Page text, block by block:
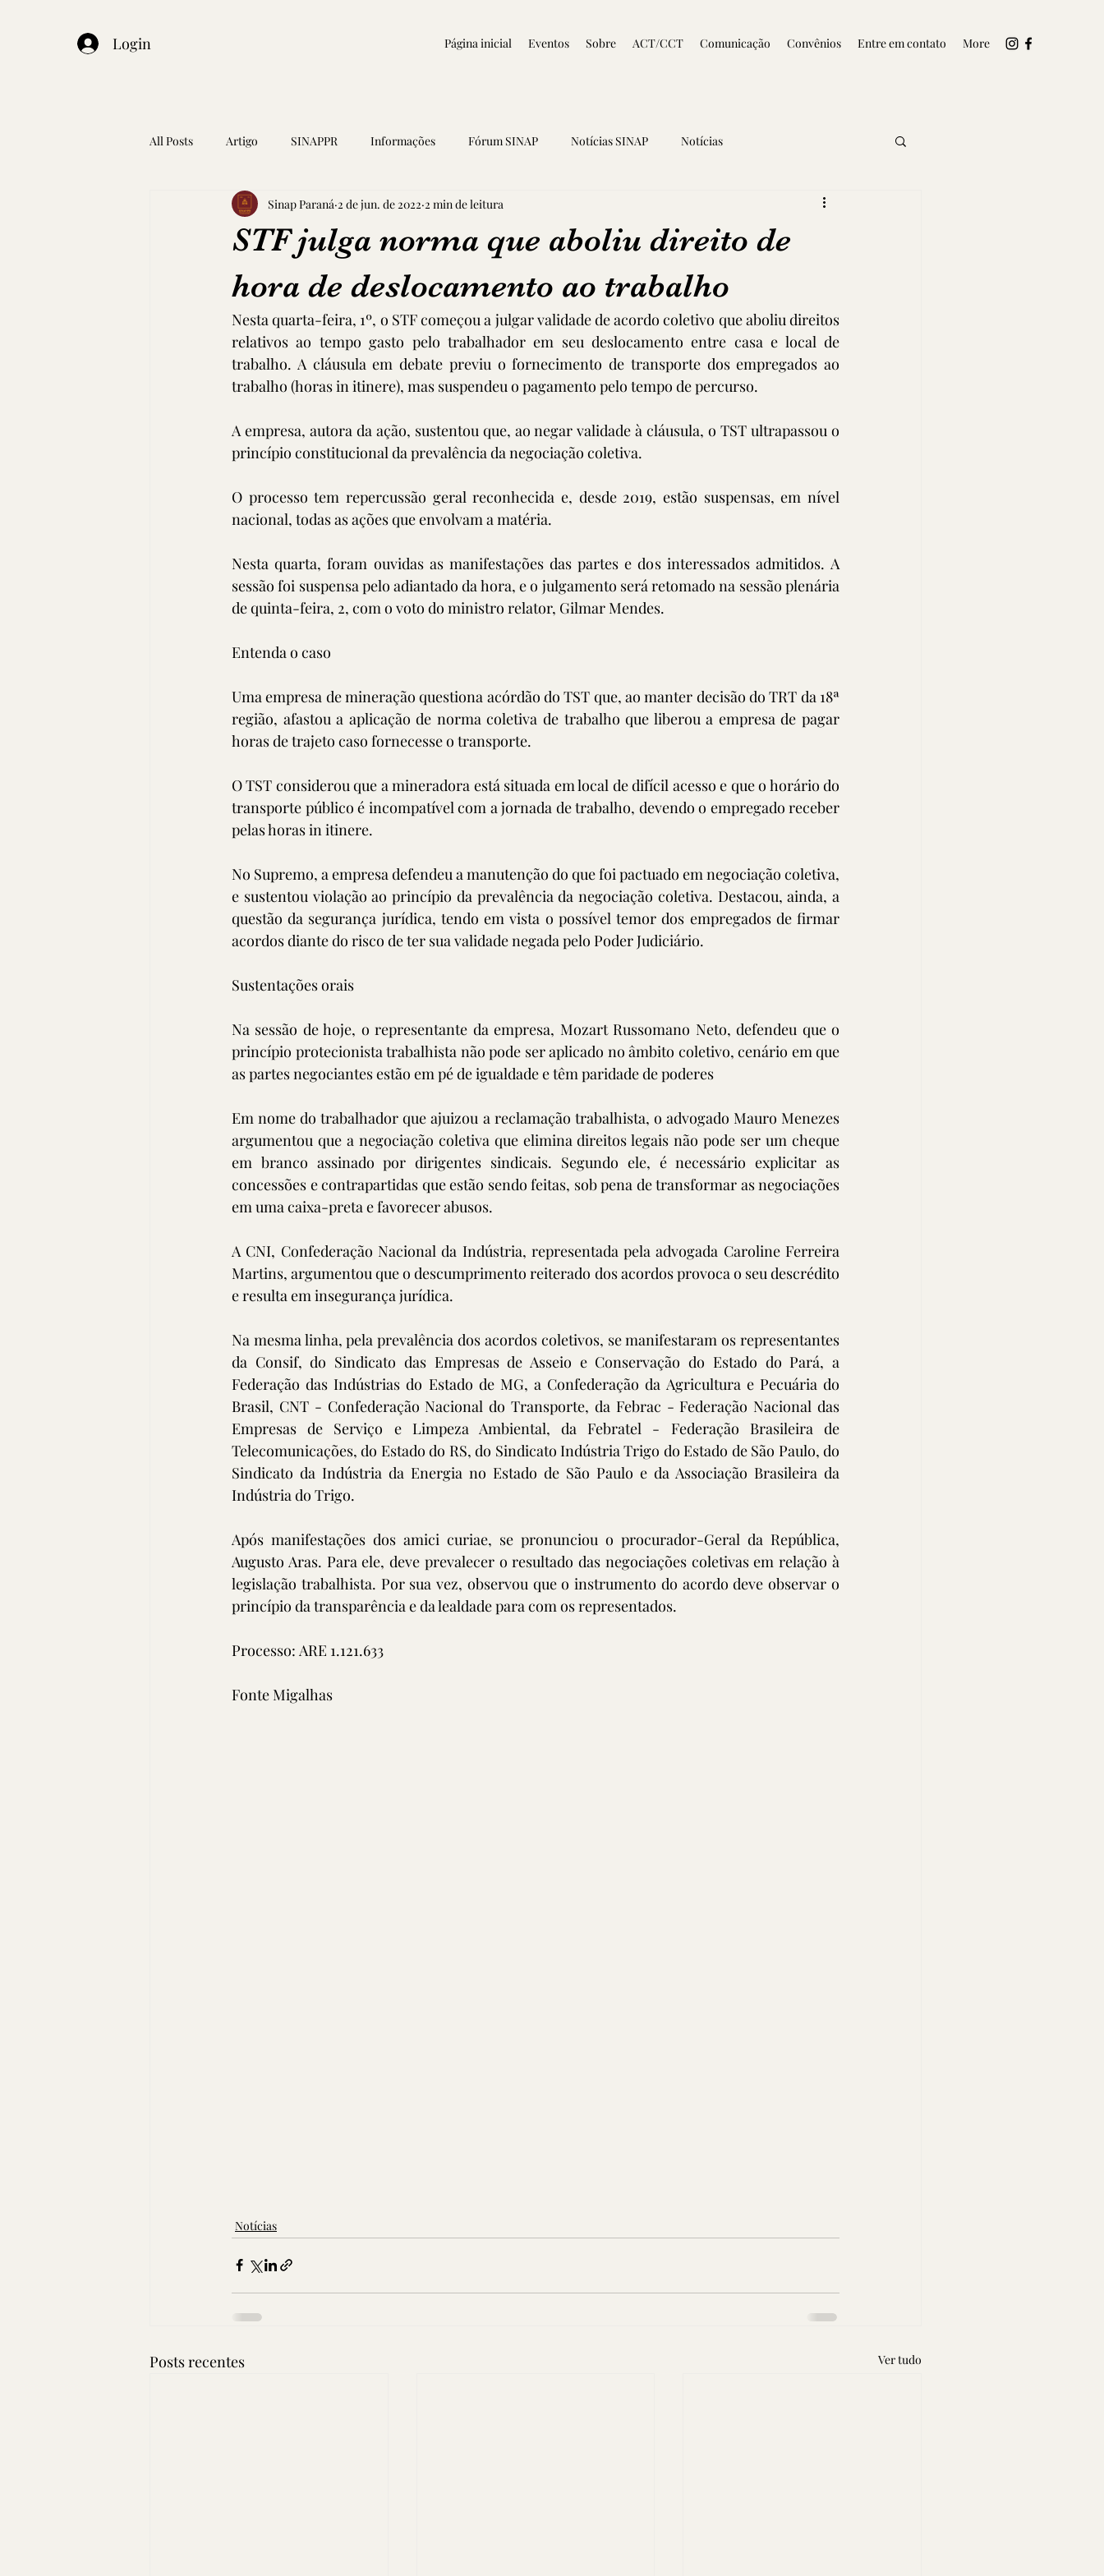
Login Página inicial Eventos Sobre ACT/CCT Comunicação Convênios Entre em contato More
All Posts Artigo SINAPPR Informações Fórum SINAP Notícias SINAP Notícias
STF julga norma que aboliu direito de
hora de deslocamento ao trabalho
Sinap Paraná 2 de jun. de 2022 2 min de leitura
Nesta quarta-feira, 1º, o STF começou a julgar validade de acordo coletivo que aboliu direitos
relativos ao tempo gasto pelo trabalhador em seu deslocamento entre casa e local de
trabalho. A cláusula em debate previu o fornecimento de transporte dos empregados ao
trabalho (horas in itinere), mas suspendeu o pagamento pelo tempo de percurso.
A empresa, autora da ação, sustentou que, ao negar validade à cláusula, o TST ultrapassou o
princípio constitucional da prevalência da negociação coletiva.
O processo tem repercussão geral reconhecida e, desde 2019, estão suspensas, em nível
nacional, todas as ações que envolvam a matéria.
Nesta quarta, foram ouvidas as manifestações das partes e dos interessados admitidos. A
sessão foi suspensa pelo adiantado da hora, e o julgamento será retomado na sessão plenária
de quinta-feira, 2, com o voto do ministro relator, Gilmar Mendes.
Entenda o caso
Uma empresa de mineração questiona acórdão do TST que, ao manter decisão do TRT da 18ª
região, afastou a aplicação de norma coletiva de trabalho que liberou a empresa de pagar
horas de trajeto caso fornecesse o transporte.
O TST considerou que a mineradora está situada em local de difícil acesso e que o horário do
transporte público é incompatível com a jornada de trabalho, devendo o empregado receber
pelas horas in itinere.
No Supremo, a empresa defendeu a manutenção do que foi pactuado em negociação coletiva,
e sustentou violação ao princípio da prevalência da negociação coletiva. Destacou, ainda, a
questão da segurança jurídica, tendo em vista o possível temor dos empregados de firmar
acordos diante do risco de ter sua validade negada pelo Poder Judiciário.
Sustentações orais
Na sessão de hoje, o representante da empresa, Mozart Russomano Neto, defendeu que o
princípio protecionista trabalhista não pode ser aplicado no âmbito coletivo, cenário em que
as partes negociantes estão em pé de igualdade e têm paridade de poderes
Em nome do trabalhador que ajuizou a reclamação trabalhista, o advogado Mauro Menezes
argumentou que a negociação coletiva que elimina direitos legais não pode ser um cheque
em branco assinado por dirigentes sindicais. Segundo ele, é necessário explicitar as
concessões e contrapartidas que estão sendo feitas, sob pena de transformar as negociações
em uma caixa-preta e favorecer abusos.
A CNI, Confederação Nacional da Indústria, representada pela advogada Caroline Ferreira
Martins, argumentou que o descumprimento reiterado dos acordos provoca o seu descrédito
e resulta em insegurança jurídica.
Na mesma linha, pela prevalência dos acordos coletivos, se manifestaram os representantes
da Consif, do Sindicato das Empresas de Asseio e Conservação do Estado do Pará, a
Federação das Indústrias do Estado de MG, a Confederação da Agricultura e Pecuária do
Brasil, CNT - Confederação Nacional do Transporte, da Febrac - Federação Nacional das
Empresas de Serviço e Limpeza Ambiental, da Febratel - Federação Brasileira de
Telecomunicações, do Estado do RS, do Sindicato Indústria Trigo do Estado de São Paulo, do
Sindicato da Indústria da Energia no Estado de São Paulo e da Associação Brasileira da
Indústria do Trigo.
Após manifestações dos amici curiae, se pronunciou o procurador-Geral da República,
Augusto Aras. Para ele, deve prevalecer o resultado das negociações coletivas em relação à
legislação trabalhista. Por sua vez, observou que o instrumento do acordo deve observar o
princípio da transparência e da lealdade para com os representados.
Processo: ARE 1.121.633
Fonte Migalhas
Notícias
Posts recentes Ver tudo